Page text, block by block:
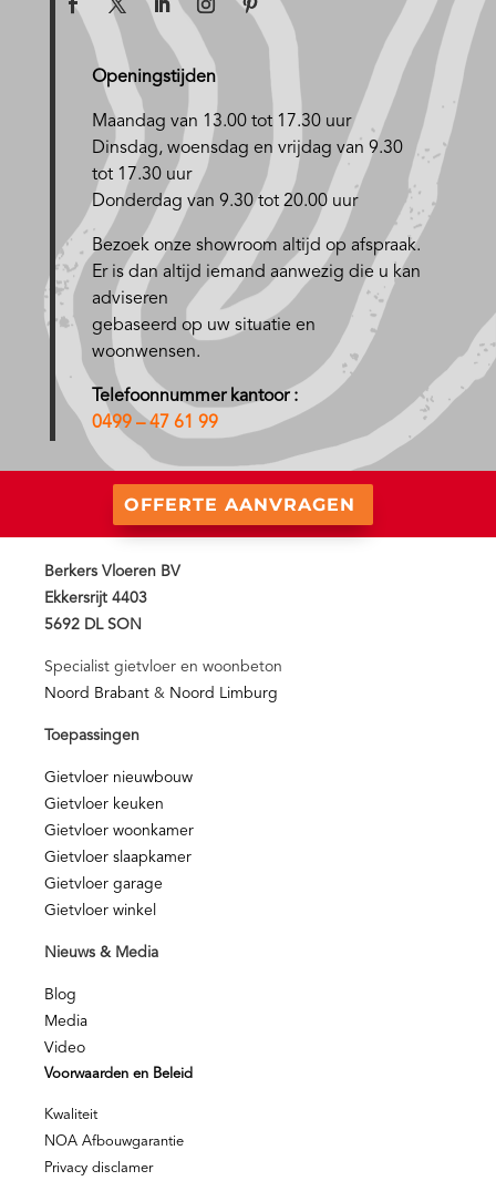
Openingstijden
Maandag van 13.00 tot 17.30 uur
Dinsdag, woensdag en vrijdag van 9.30
tot 17.30 uur
Donderdag van 9.30 tot 20.00 uur
Bezoek onze showroom altijd op afspraak.
Er is dan altijd iemand aanwezig die u kan
adviseren
gebaseerd op uw situatie en
woonwensen.
Telefoonnummer kantoor :
0499 – 47 61 99
OFFERTE AANVRAGEN
Berkers Vloeren BV
Ekkersrijt 4403
5692 DL SON
Specialist gietvloer en woonbeton
Noord Brabant & Noord Limburg
Toepassingen
Gietvloer nieuwbouw
Gietvloer keuken
Gietvloer woonkamer
Gietvloer slaapkamer
Gietvloer garage
Gietvloer winkel
Nieuws & Media
Blog
Media
Video
Voorwaarden en Beleid
Kwaliteit
NOA Afbouwgarantie
Privacy disclamer